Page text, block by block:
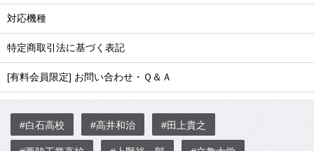
対応機種
特定商取引法に基づく表記
[有料会員限定] お問い合わせ・Ｑ＆Ａ
#白石高校 #高井和治 #田上貴之